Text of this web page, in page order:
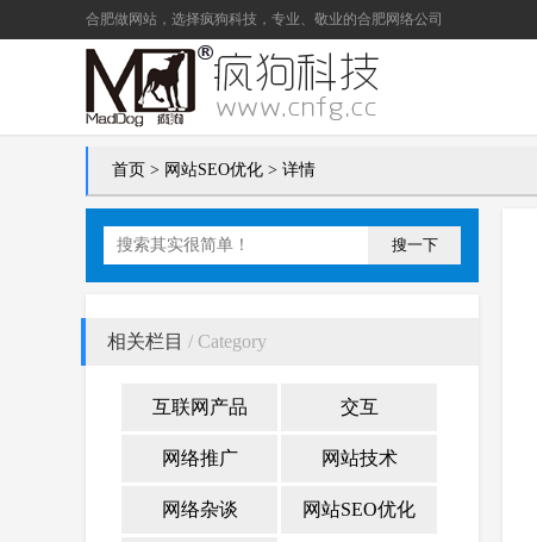
合肥做网站 ，选择疯狗科技，专业、敬业的合肥网络公司
首页 > 网站SEO优化 > 详情
搜一下
相关栏目 / Category
互联网产品 交互
网络推广 网站技术
网络杂谈 网站SEO优化